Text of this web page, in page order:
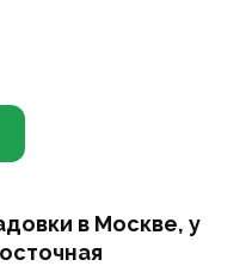
в Москве, у